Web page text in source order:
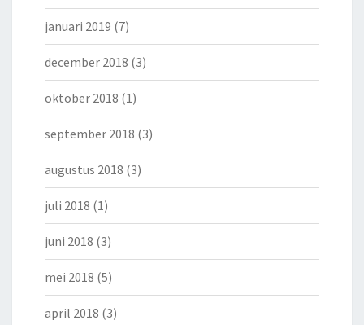
januari 2019 (7)
december 2018 (3)
oktober 2018 (1)
september 2018 (3)
augustus 2018 (3)
juli 2018 (1)
juni 2018 (3)
mei 2018 (5)
april 2018 (3)